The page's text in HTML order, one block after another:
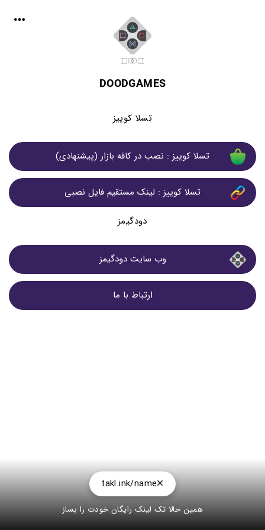
DOODGAMES
تسلا کوییز
تسلا کوییز : نصب در کافه بازار (پیشنهادی)
تسلا کوییز : لینک مستقیم فایل نصبی
دودگیمز
وب سایت دودگیمز
ارتباط با ما
takl.ink/name
همین حالا تک لینک رایگان خودت را بساز